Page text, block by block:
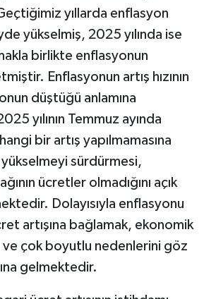
yıllarda enflasyon
yükselmiş, 2025 yılında ise
birlikte enflasyonun
Enflasyonun artış hızının
düştüğü anlamına
yılının Temmuz ayında
bir artış yapılmamasına
sürdürmesi,
ücretler olmadığını açık
Dolayısıyla enflasyonu
artışına bağlamak, ekonomik
ve çok boyutlu nedenlerini göz
gelmektedir.